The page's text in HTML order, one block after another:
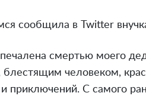
сообщила в Twitter
смертью моего
блестящим человеком,
приключений. С самого